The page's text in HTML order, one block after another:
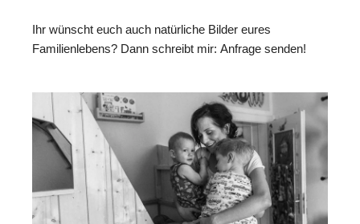
Ihr wünscht euch auch natürliche Bilder eures
Familienlebens? Dann schreibt mir: Anfrage senden!